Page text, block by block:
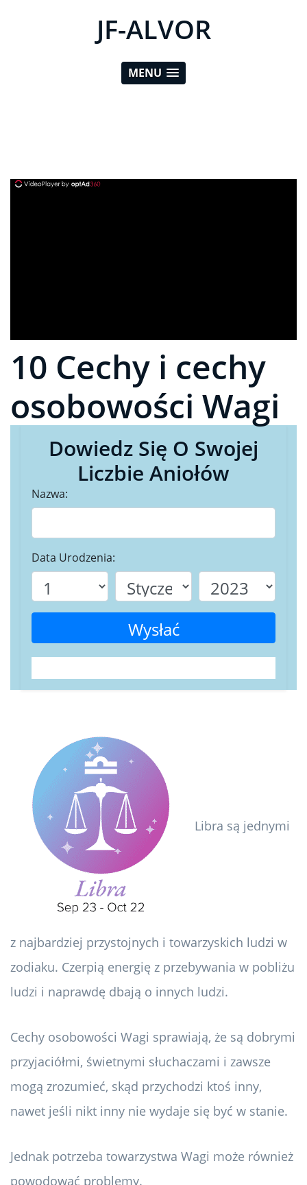
JF-ALVOR
MENU
10 Cechy i cechy
osobowości Wagi
Dowiedz Się O Swojej
Liczbie Aniołów
Nazwa:
Data Urodzenia:
Wysłać
Libra są jednymi
z najbardziej przystojnych i towarzyskich ludzi w
zodiaku. Czerpią energię z przebywania w pobliżu
ludzi i naprawdę dbają o innych ludzi.
Cechy osobowości Wagi sprawiają, że są dobrymi
przyjaciółmi, świetnymi słuchaczami i zawsze
mogą zrozumieć, skąd przychodzi ktoś inny,
nawet jeśli nikt inny nie wydaje się być w stanie.
Jednak potrzeba towarzystwa Wagi może również
powodować problemy.